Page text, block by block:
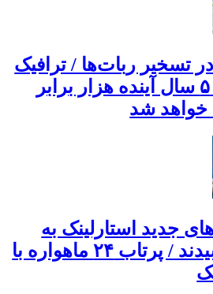
در تسخیر ربات‌ها / ترافیک
بات‌ها تا ۵ سال آینده هزار برابر
خواهد شد
جدید استارلینک به
مدار رسیدند / پرتاب ۲۴ ماهواره با